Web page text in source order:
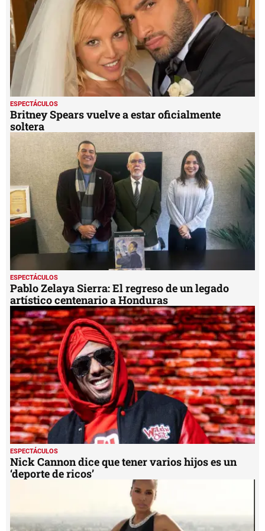
ESPECTÁCULOS
Britney Spears vuelve a estar oficialmente
soltera
ESPECTÁCULOS
Pablo Zelaya Sierra: El regreso de un legado
artístico centenario a Honduras
ESPECTÁCULOS
Nick Cannon dice que tener varios hijos es un
‘deporte de ricos’